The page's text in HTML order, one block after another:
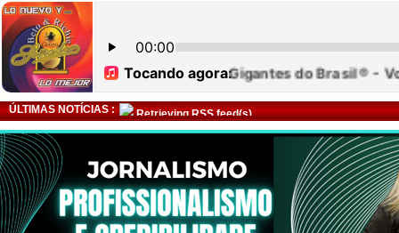
ÚLTIMAS NOTÍCIAS : Retrieving RSS feed(s)